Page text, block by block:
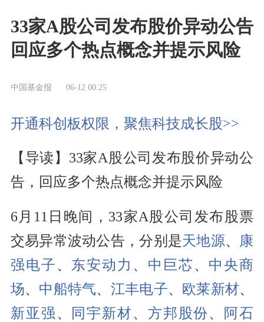
33家A股公司发布股价异动公告
回应多个热点概念并提示风险
中国基金报 06-12 00:25
开通科创板权限，聚焦科技成长股>>
【导读】33家A股公司发布股价异动公
告，回应多个热点概念并提示风险
6月11日晚间，33家A股公司发布股票
交易异常波动公告，分别是天地源、 康
强电子、 东安动力 、 中巨芯、 中央商
场、 中船特气、 江丰电子、 欧莱新材、
新亚强、 同宇新材、 方邦股份、
阿石